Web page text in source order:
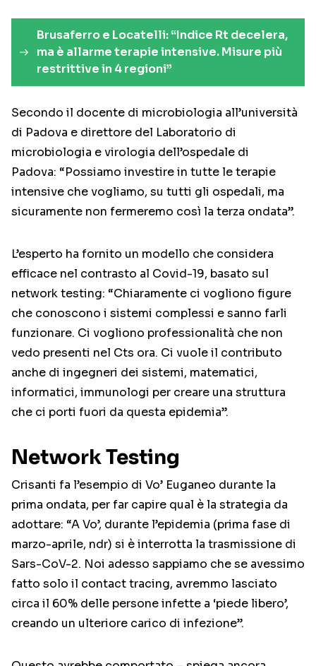
Brusaferro e Locatelli: “Indice Rt decelera,
ma è allarme terapie intensive. Misure più
restrittive in 4 regioni”
Secondo il docente di microbiologia all’università
di Padova e direttore del Laboratorio di
microbiologia e virologia dell’ospedale di
Padova: “Possiamo investire in tutte le terapie
intensive che vogliamo, su tutti gli ospedali, ma
sicuramente non fermeremo così la terza ondata”.
L’esperto ha fornito un modello che considera
efficace nel contrasto al Covid-19, basato sul
network testing: “Chiaramente ci vogliono figure
che conoscono i sistemi complessi e sanno farli
funzionare. Ci vogliono professionalità che non
vedo presenti nel Cts ora. Ci vuole il contributo
anche di ingegneri dei sistemi, matematici,
informatici, immunologi per creare una struttura
che ci porti fuori da questa epidemia”.
Network Testing
Crisanti fa l’esempio di Vo’ Euganeo durante la
prima ondata, per far capire qual è la strategia da
adottare: “A Vo’, durante l’epidemia (prima fase di
marzo-aprile, ndr) si è interrotta la trasmissione di
Sars-CoV-2. Noi adesso sappiamo che se avessimo
fatto solo il contact tracing, avremmo lasciato
circa il 60% delle persone infette a ‘piede libero’,
creando un ulteriore carico di infezione”.